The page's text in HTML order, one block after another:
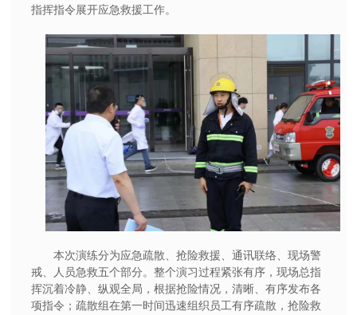
指挥指令展开应急救援工作。
本次演练分为应急疏散、抢险救援、通讯联络、现场警
戒、人员急救五个部分。整个演习过程紧张有序，现场总指
挥沉着冷静、纵观全局，根据抢险情况，清晰、有序发布各
项指令；疏散组在第一时间迅速组织员工有序疏散，抢险救